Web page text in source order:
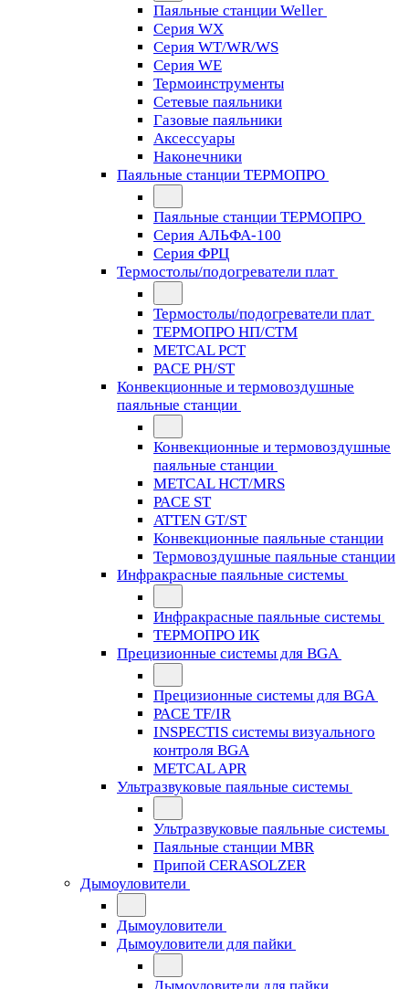
Паяльные станции Weller
Серия WX
Серия WT/WR/WS
Серия WE
Термоинструменты
Сетевые паяльники
Газовые паяльники
Аксессуары
Наконечники
Паяльные станции ТЕРМОПРО
Паяльные станции ТЕРМОПРО
Серия АЛЬФА-100
Серия ФРЦ
Термостолы/подогреватели плат
Термостолы/подогреватели плат
ТЕРМОПРО НП/СТМ
METCAL PCT
PACE PH/ST
Конвекционные и термовоздушные
паяльные станции
Конвекционные и термовоздушные
паяльные станции
METCAL HCT/MRS
PACE ST
ATTEN GT/ST
Конвекционные паяльные станции
Термовоздушные паяльные станции
Инфракрасные паяльные системы
Инфракрасные паяльные системы
ТЕРМОПРО ИК
Прецизионные системы для BGA
Прецизионные системы для BGA
PACE TF/IR
INSPECTIS системы визуального
контроля BGA
METCAL APR
Ультразвуковые паяльные системы
Ультразвуковые паяльные системы
Паяльные станции MBR
Припой CERASOLZER
Дымоуловители
Дымоуловители
Дымоуловители для пайки
Дымоуловители для пайки